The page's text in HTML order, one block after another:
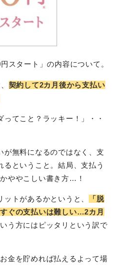
スタート」の内容について。
契約して2カ月後から支払い
ってこと？ラッキー！」・・
が無料になるのではなく、支
ということ。結局、支払う
ややこしい書き方…！
トがあるかというと、
「脱
ぐの支払いは難しい…2カ月
う方にはピッタリという訳で
金を貯めれば払えるよって場